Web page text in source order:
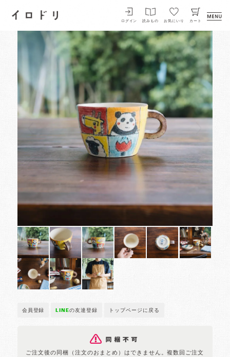
イロドリ
ログイン 読みもの お気にいり カート
会員登録 LINEの友達登録 トップページに戻る
ご注文後の同梱（注文のおまとめ）はできません。複数回ご注文